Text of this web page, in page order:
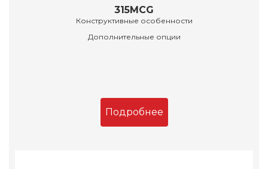
315MCG
Конструктивные особенности
Дополнительные опции
Подробнее